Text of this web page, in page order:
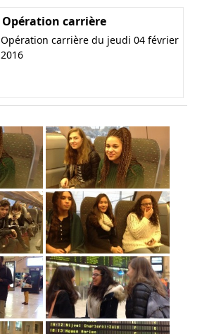
Opération carrière
Opération carrière du jeudi 04 février
2016